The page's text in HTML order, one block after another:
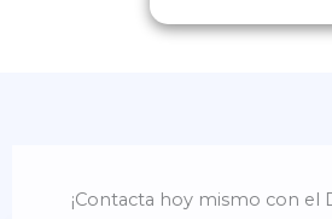
¡Contacta hoy mismo con el